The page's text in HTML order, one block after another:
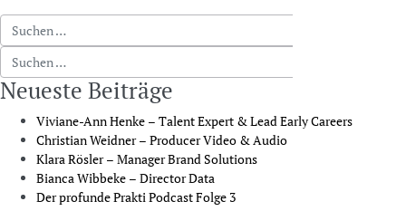
Suche nach:
Suche nach:
Neueste Beiträge
Viviane-Ann Henke – Talent Expert & Lead Early Careers
Christian Weidner – Producer Video & Audio
Klara Rösler – Manager Brand Solutions
Bianca Wibbeke – Director Data
Der profunde Prakti Podcast Folge 3